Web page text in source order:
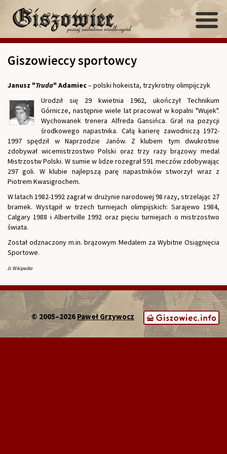
Giszowieccy sportowcy
Janusz "Truda" Adamiec– polski hokeista, trzykrotny olimpijczyk
Urodził się 29 kwietnia 1962, ukończył Technikum
Górnicze, następnie wiele lat pracował w kopalni "Wujek".
Wychowanek trenera Alfreda Gansińca. Grał na pozycji
środkowego napastnika. Całą karierę zawodniczą 1972-
1997 spędził w Naprzodzie Janów. Z klubem tym dwukrotnie
zdobywał wicemistrzostwo Polski oraz trzy razy brązowy medal
Mistrzostw Polski. W sumie w lidze rozegrał 591 meczów zdobywając
297 goli. W klubie najlepszą parę napastników stworzył wraz z
Piotrem Kwasigrochem.
W latach 1982-1992 zagrał w drużynie narodowej 98 razy, strzelając 27
bramek. Wystąpił w trzech turniejach olimpijskich: Sarajewo 1984,
Calgary 1988 i Albertville 1992 oraz pięciu turniejach o mistrzostwo
świata.
Został odznaczony m.in. brązowym Medalem za Wybitne Osiągnięcia
Sportowe.
źr. Wikipedia
© 2005–2026Paweł Grzywocz